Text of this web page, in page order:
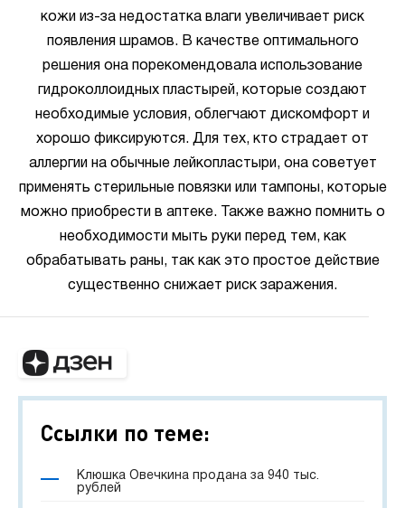
кожи из-за недостатка влаги увеличивает риск
появления шрамов. В качестве оптимального
решения она порекомендовала использование
гидроколлоидных пластырей, которые создают
необходимые условия, облегчают дискомфорт и
хорошо фиксируются. Для тех, кто страдает от
аллергии на обычные лейкопластыри, она советует
применять стерильные повязки или тампоны, которые
можно приобрести в аптеке. Также важно помнить о
необходимости мыть руки перед тем, как
обрабатывать раны, так как это простое действие
существенно снижает риск заражения.
Ссылки по теме:
Клюшка Овечкина продана за 940 тыс.
рублей